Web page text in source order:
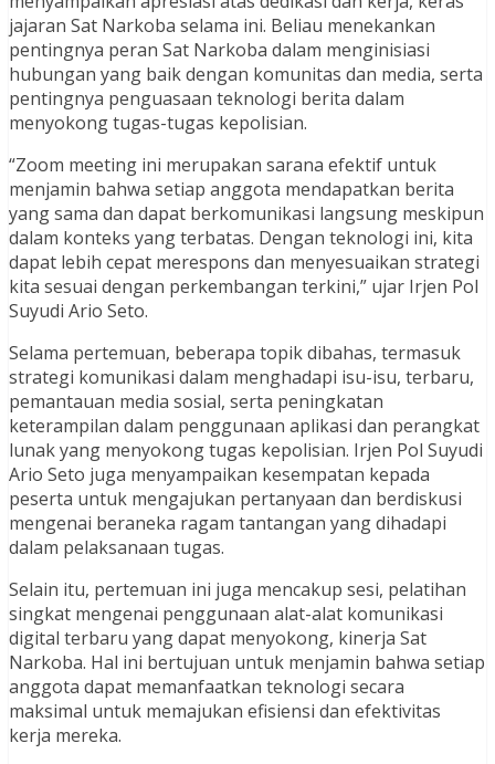
jajaran Sat Narkoba selama ini. Beliau menekankan
pentingnya peran Sat Narkoba dalam menginisiasi
hubungan yang baik dengan komunitas dan media, serta
pentingnya penguasaan teknologi berita dalam
menyokong tugas-tugas kepolisian.
“Zoom meeting ini merupakan sarana efektif untuk
menjamin bahwa setiap anggota mendapatkan berita
yang sama dan dapat berkomunikasi langsung meskipun
dalam konteks yang terbatas. Dengan teknologi ini, kita
dapat lebih cepat merespons dan menyesuaikan strategi
kita sesuai dengan perkembangan terkini,” ujar Irjen Pol
Suyudi Ario Seto.
Selama pertemuan, beberapa topik dibahas, termasuk
strategi komunikasi dalam menghadapi isu-isu, terbaru,
pemantauan media sosial, serta peningkatan
keterampilan dalam penggunaan aplikasi dan perangkat
lunak yang menyokong tugas kepolisian. Irjen Pol Suyudi
Ario Seto juga menyampaikan kesempatan kepada
peserta untuk mengajukan pertanyaan dan berdiskusi
mengenai beraneka ragam tantangan yang dihadapi
dalam pelaksanaan tugas.
Selain itu, pertemuan ini juga mencakup sesi, pelatihan
singkat mengenai penggunaan alat-alat komunikasi
digital terbaru yang dapat menyokong, kinerja Sat
Narkoba. Hal ini bertujuan untuk menjamin bahwa setiap
anggota dapat memanfaatkan teknologi secara
maksimal untuk memajukan efisiensi dan efektivitas
kerja mereka.